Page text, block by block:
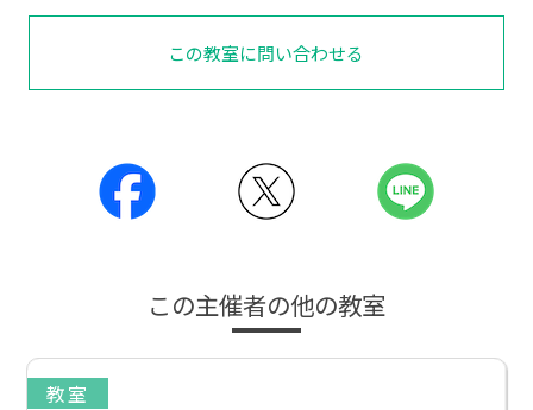
この教室に問い合わせる
この主催者の他の教室
教室